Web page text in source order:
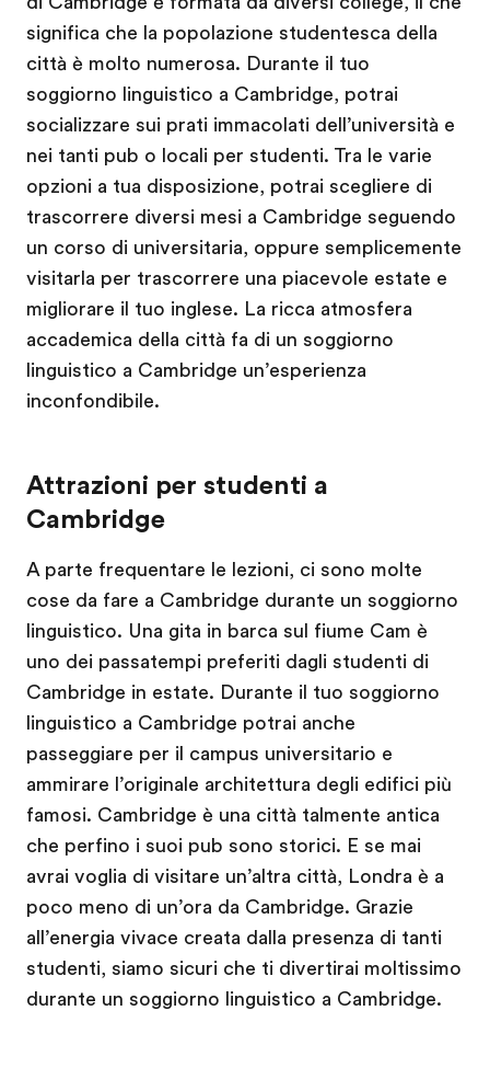
significa che la popolazione studentesca della
città è molto numerosa. Durante il tuo
soggiorno linguistico a Cambridge, potrai
socializzare sui prati immacolati dell’università e
nei tanti pub o locali per studenti. Tra le varie
opzioni a tua disposizione, potrai scegliere di
trascorrere diversi mesi a Cambridge seguendo
un corso di universitaria, oppure semplicemente
visitarla per trascorrere una piacevole estate e
migliorare il tuo inglese. La ricca atmosfera
accademica della città fa di un soggiorno
linguistico a Cambridge un’esperienza
inconfondibile.
Attrazioni per studenti a
Cambridge
A parte frequentare le lezioni, ci sono molte
cose da fare a Cambridge durante un soggiorno
linguistico. Una gita in barca sul fiume Cam è
uno dei passatempi preferiti dagli studenti di
Cambridge in estate. Durante il tuo soggiorno
linguistico a Cambridge potrai anche
passeggiare per il campus universitario e
ammirare l’originale architettura degli edifici più
famosi. Cambridge è una città talmente antica
che perfino i suoi pub sono storici. E se mai
avrai voglia di visitare un’altra città, Londra è a
poco meno di un’ora da Cambridge. Grazie
all’energia vivace creata dalla presenza di tanti
studenti, siamo sicuri che ti divertirai moltissimo
durante un soggiorno linguistico a Cambridge.